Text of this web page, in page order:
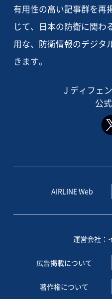
有用性の高い記事群を再
じて、日本の防衛に関わ
用な、防衛情報のデジタ
きます。
J ディフェ
公
AIRLINE Web
運営会社：
広告掲載について
著作権について